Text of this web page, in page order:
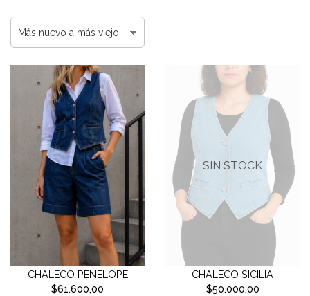
CHALECO PENELOPE
$61.600,00
SIN STOCK
CHALECO SICILIA
$50.000,00